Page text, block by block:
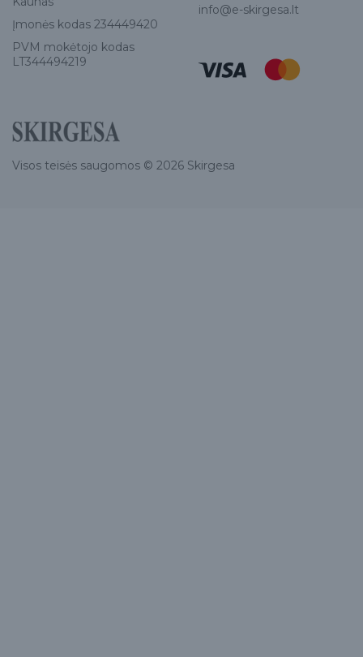
Įmonės kodas 234449420
PVM mokėtojo kodas
LT344494219
info@e-skirgesa.lt
Visos teisės saugomos © 2026 Skirgesa